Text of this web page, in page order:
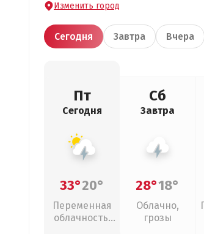
Изменить город
Сегодня Завтра Вчера
Пт
Сегодня
33°20°
Переменная
облачность,
Сб
Завтра
28°18°
Облачно,
грозы